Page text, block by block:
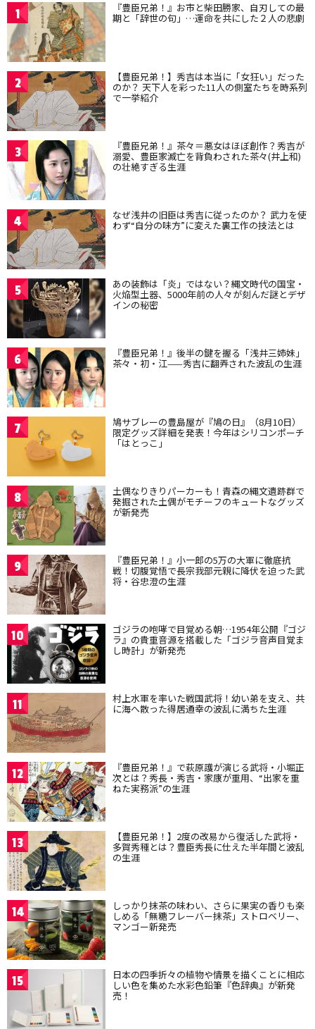
1 『豊臣兄弟！』お市と柴田勝家、自刃しての最
期と「辞世の句」…運命を共にした２人の悲劇
2 【豊臣兄弟！】秀吉は本当に「女狂い」だった
のか？ 天下人を彩った11人の側室たちを時系列
で一挙紹介
3 『豊臣兄弟！』茶々＝悪女はほぼ創作？秀吉が
溺愛、豊臣家滅亡を背負わされた茶々(井上和)
の壮絶すぎる生涯
4 なぜ浅井の旧臣は秀吉に従ったのか？ 武力を使
わず“自分の味方”に変えた裏工作の技法とは
5 あの装飾は「炎」ではない？縄文時代の国宝・
火焔型土器、5000年前の人々が刻んだ謎とデザ
インの秘密
6 『豊臣兄弟！』後半の鍵を握る「浅井三姉妹」
茶々・初・江——秀吉に翻弄された波乱の生涯
7 鳩サブレーの豊島屋が『鳩の日』（8月10日）
限定グッズ詳細を発表！今年はシリコンポーチ
「はとっこ」
8 土偶なりきりパーカーも！青森の縄文遺跡群で
発掘された土偶がモチーフのキュートなグッズ
が新発売
9 『豊臣兄弟！』小一郎の5万の大軍に徹底抗
戦！切腹覚悟で長宗我部元親に降伏を迫った武
将・谷忠澄の生涯
10 ゴジラの咆哮で目覚める朝…1954年公開『ゴジ
ラ』の貴重音源を搭載した「ゴジラ音声目覚ま
し時計」が新発売
11 村上水軍を率いた戦国武将！幼い弟を支え、共
に海へ散った得居通幸の波乱に満ちた生涯
12 『豊臣兄弟！』で萩原護が演じる武将・小堀正
次とは？秀長・秀吉・家康が重用、“出家を重
ねた実務派”の生涯
13 【豊臣兄弟！】2度の改易から復活した武将・
多賀秀種とは？豊臣秀長に仕えた半年間と波乱
の生涯
14 しっかり抹茶の味わい、さらに果実の香りも楽
しめる「無糖フレーバー抹茶」ストロベリー、
マンゴー新発売
15 日本の四季折々の植物や情景を描くことに相応
しい色を集めた水彩色鉛筆『色辞典』が新発
売！